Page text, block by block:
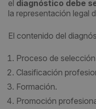
el diagnóstico debe
la representación legal
El contenido del
Proceso de
Clasificación
Formación.
Promoción